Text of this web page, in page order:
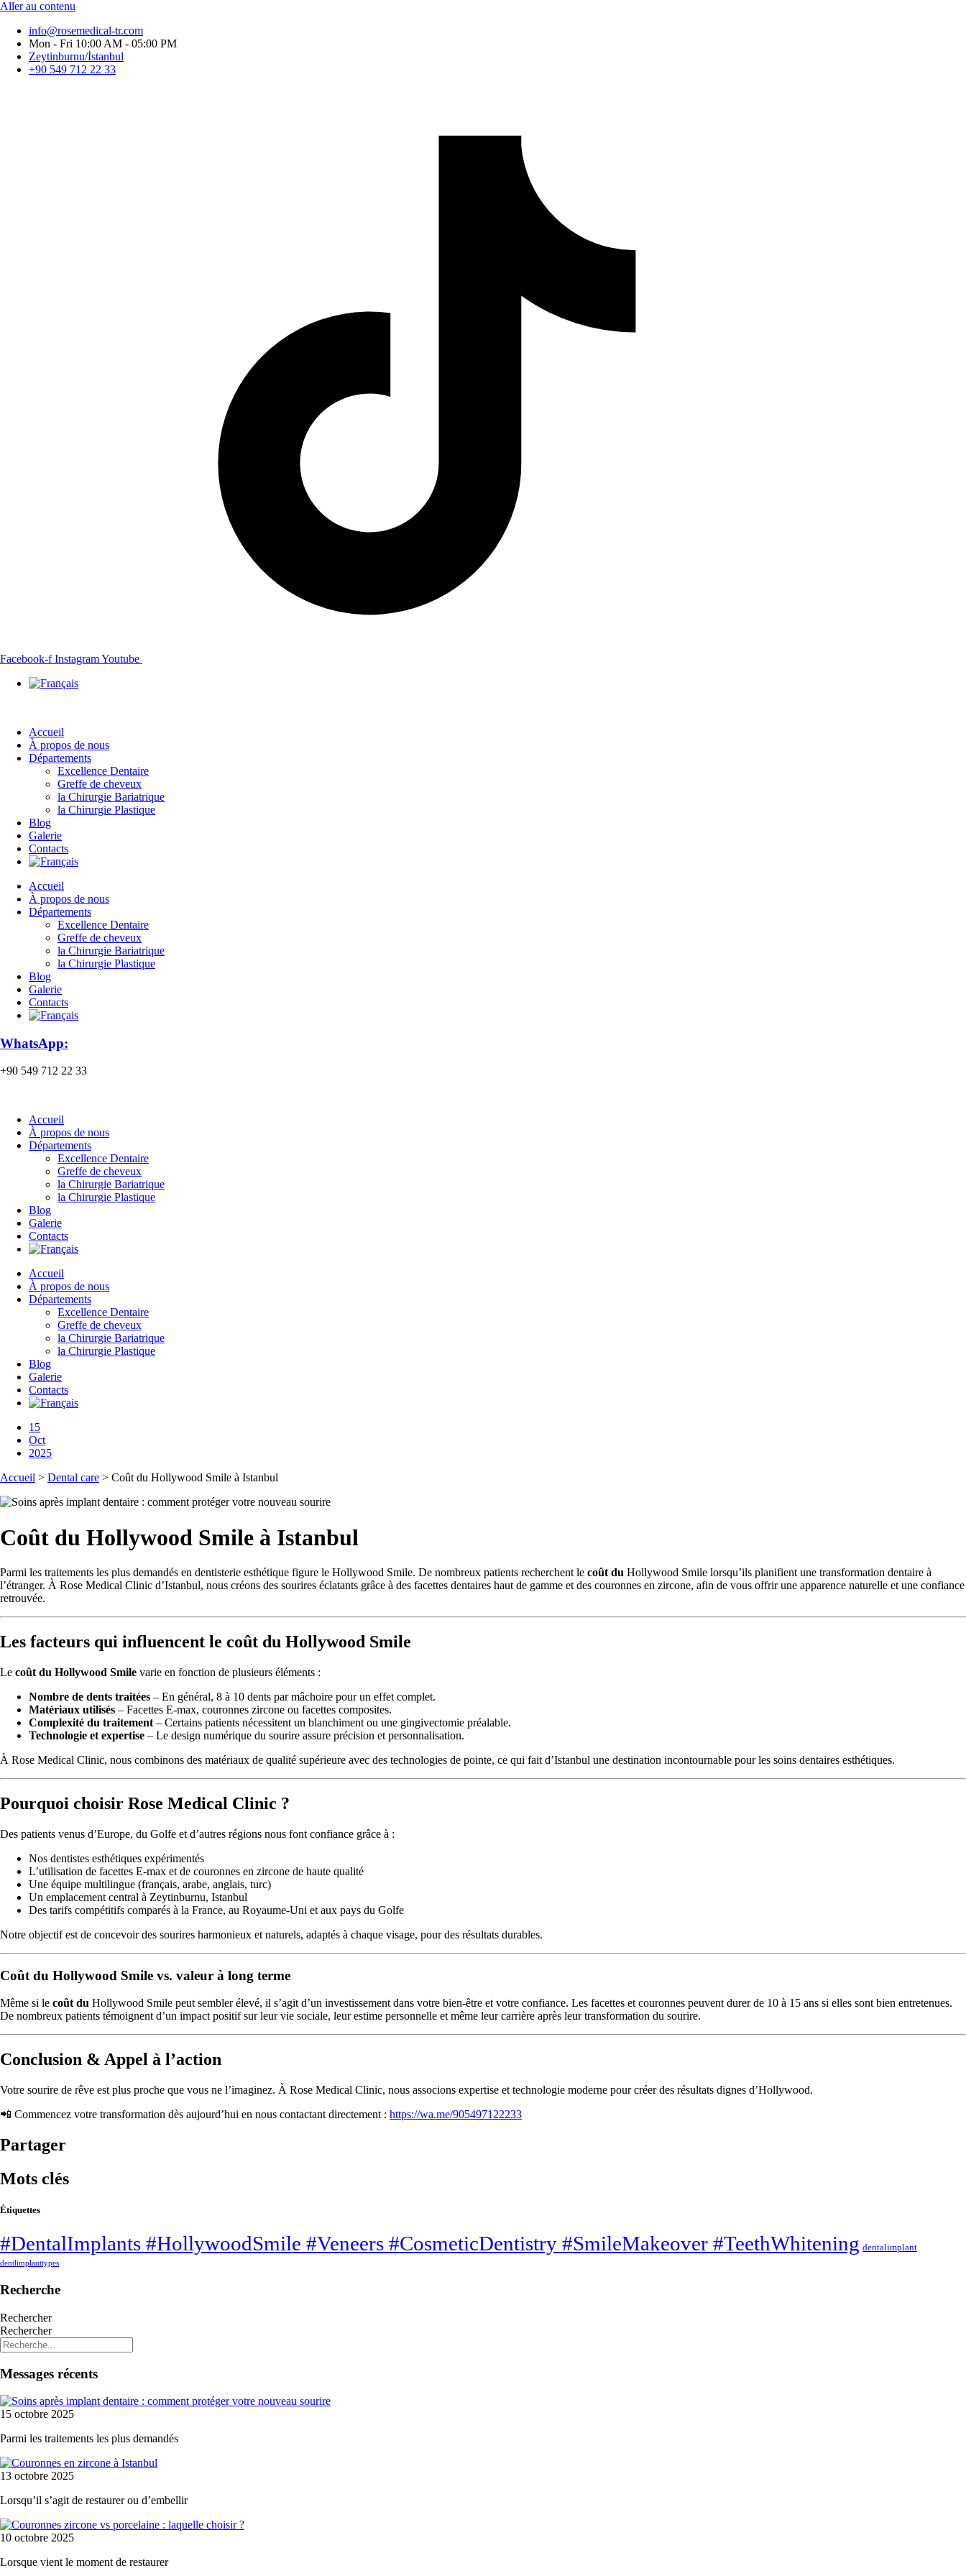
Aller au contenu
info@rosemedical-tr.com
Mon - Fri 10:00 AM - 05:00 PM
Zeytinburnu/İstanbul
+90 549 712 22 33
Facebook-f InstagramYoutube
Accueil
À propos de nous
Départements
Excellence Dentaire
Greffe de cheveux
la Chirurgie Bariatrique
la Chirurgie Plastique
Blog
Galerie
Contacts
Accueil
À propos de nous
Départements
Excellence Dentaire
Greffe de cheveux
la Chirurgie Bariatrique
la Chirurgie Plastique
Blog
Galerie
Contacts
WhatsApp:
+90 549 712 22 33
Accueil
À propos de nous
Départements
Excellence Dentaire
Greffe de cheveux
la Chirurgie Bariatrique
la Chirurgie Plastique
Blog
Galerie
Contacts
Accueil
À propos de nous
Départements
Excellence Dentaire
Greffe de cheveux
la Chirurgie Bariatrique
la Chirurgie Plastique
Blog
Galerie
Contacts
15
Oct
2025
Accueil > Dental care > Coût du Hollywood Smile à Istanbul
Coût du Hollywood Smile à Istanbul
Parmi les traitements les plus demandés en dentisterie esthétique figure le Hollywood Smile. De nombreux patients recherchent le coût du Hollywood Smile lorsqu’ils planifient une transformation dentaire à
l’étranger. À Rose Medical Clinic d’Istanbul, nous créons des sourires éclatants grâce à des facettes dentaires haut de gamme et des couronnes en zircone, afin de vous offrir une apparence naturelle et une confiance
retrouvée.
Les facteurs qui influencent le coût du Hollywood Smile
Le coût du Hollywood Smile varie en fonction de plusieurs éléments :
Nombre de dents traitées – En général, 8 à 10 dents par mâchoire pour un effet complet.
Matériaux utilisés – Facettes E-max, couronnes zircone ou facettes composites.
Complexité du traitement – Certains patients nécessitent un blanchiment ou une gingivectomie préalable.
Technologie et expertise – Le design numérique du sourire assure précision et personnalisation.
À Rose Medical Clinic, nous combinons des matériaux de qualité supérieure avec des technologies de pointe, ce qui fait d’Istanbul une destination incontournable pour les soins dentaires esthétiques.
Pourquoi choisir Rose Medical Clinic ?
Des patients venus d’Europe, du Golfe et d’autres régions nous font confiance grâce à :
Nos dentistes esthétiques expérimentés
L’utilisation de facettes E-max et de couronnes en zircone de haute qualité
Une équipe multilingue (français, arabe, anglais, turc)
Un emplacement central à Zeytinburnu, Istanbul
Des tarifs compétitifs comparés à la France, au Royaume-Uni et aux pays du Golfe
Notre objectif est de concevoir des sourires harmonieux et naturels, adaptés à chaque visage, pour des résultats durables.
Coût du Hollywood Smile vs. valeur à long terme
Même si le coût du Hollywood Smile peut sembler élevé, il s’agit d’un investissement dans votre bien-être et votre confiance. Les facettes et couronnes peuvent durer de 10 à 15 ans si elles sont bien entretenues.
De nombreux patients témoignent d’un impact positif sur leur vie sociale, leur estime personnelle et même leur carrière après leur transformation du sourire.
Conclusion & Appel à l’action
Votre sourire de rêve est plus proche que vous ne l’imaginez. À Rose Medical Clinic, nous associons expertise et technologie moderne pour créer des résultats dignes d’Hollywood.
📲 Commencez votre transformation dès aujourd’hui en nous contactant directement : https://wa.me/905497122233
Partager
Mots clés
Étiquettes
#DentalImplants #HollywoodSmile #Veneers #CosmeticDentistry #SmileMakeover #TeethWhitening dentalimplant
dentlimplanttypes
Recherche
Rechercher
Rechercher
Messages récents
15 octobre 2025
Parmi les traitements les plus demandés
13 octobre 2025
Lorsqu’il s’agit de restaurer ou d’embellir
10 octobre 2025
Lorsque vient le moment de restaurer